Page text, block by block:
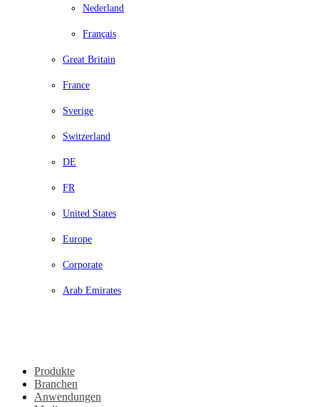
Nederland
Français
Great Britain
France
Sverige
Switzerland
DE
FR
United States
Europe
Corporate
Arab Emirates
Produkte
Branchen
Anwendungen